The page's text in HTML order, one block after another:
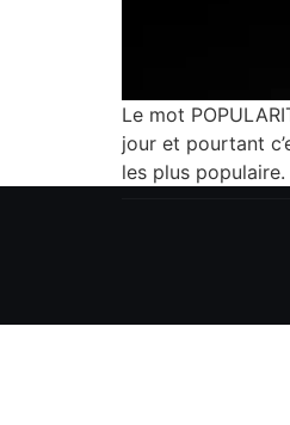
Le mot
jour et pourtant
les plus